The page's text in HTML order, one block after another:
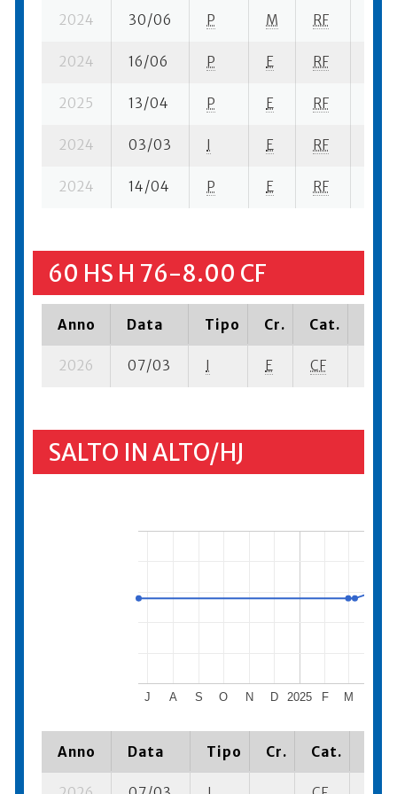
2024 30/06 P M RF
2024 16/06 P E RF
2025 13/04 P E RF
2024 03/03 I E RF
2024 14/04 P E RF
60 HS H 76-8.00 CF
Anno Data Tipo Cr. Cat.
2026 07/03 I E CF
SALTO IN ALTO/HJ
2025
J A S O N D F M
Anno Data Tipo Cr. Cat.